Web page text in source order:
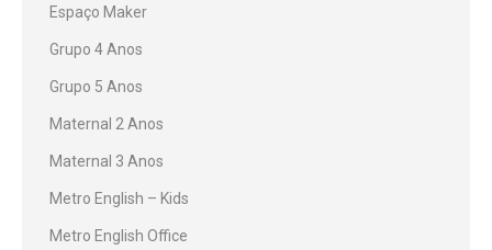
Espaço Maker
Grupo 4 Anos
Grupo 5 Anos
Maternal 2 Anos
Maternal 3 Anos
Metro English – Kids
Metro English Office